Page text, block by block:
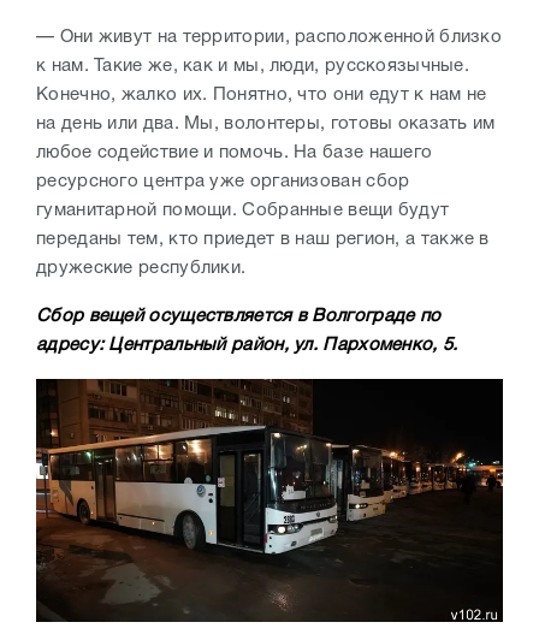
— Они живут на территории, расположенной близко
к нам. Такие же, как и мы, люди, русскоязычные.
Конечно, жалко их. Понятно, что они едут к нам не
на день или два. Мы, волонтеры, готовы оказать им
любое содействие и помочь. На базе нашего
ресурсного центра уже организован сбор
гуманитарной помощи. Собранные вещи будут
переданы тем, кто приедет в наш регион, а также в
дружеские республики.
Сбор вещей осуществляется в Волгограде по
адресу: Центральный район, ул. Пархоменко, 5.